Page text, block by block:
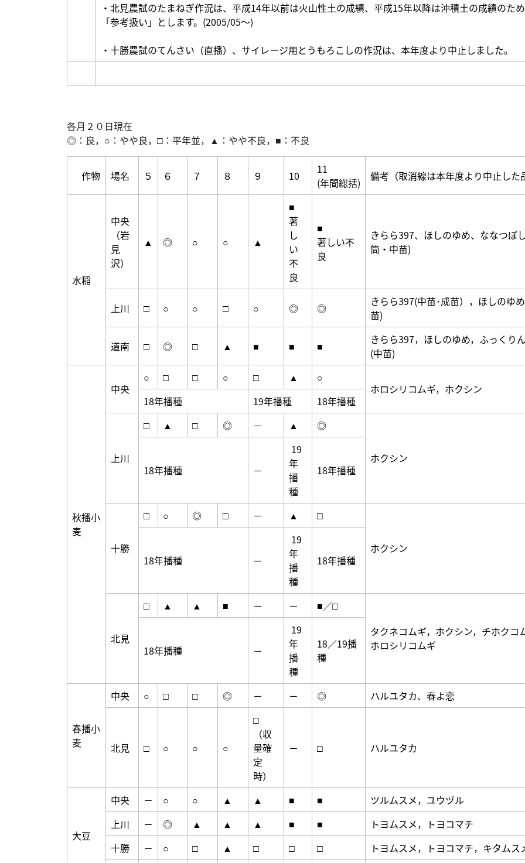
・北見農試のたまねぎ作況は、平成14年以前は火山性土の成績、平成15年以降は沖積土の成績のため
「参考扱い」とします。(2005/05～)
・十勝農試のてんさい（直播）、サイレージ用とうもろこしの作況は、本年度より中止しました。
各月２０日現在
◎：良，○：やや良，□：平年並，▲：やや不良，■：不良
作物 場名 ５ ６ ７ ８ ９ 10
11
(年間総括)
備考（取消線は本年度より中止した
水稲
中央
（岩
見
沢）
▲ ◎ ○ ○ ▲
■
著
し
い
不
良
■
著しい不
良
きらら397、ほしのゆめ、ななつ
筒・中苗)
上川 □ ○ ○ □ ○ ◎ ◎
きらら397(中苗･成苗），ほしのゆ
苗)
道南 □ ◎ □ ▲ ■ ■ ■
きらら397，ほしのゆめ，ふっくり
(中苗)
秋播小
麦
中央
○ □ □ ○ □ ▲
○
ホロシリコムギ，ホクシン
18年播種
19年播種 18年播種
上川
□ ▲ □ ◎ － ▲ ◎
ホクシン
18年播種
－
19
年
播
種
18年播種
十勝
□ ○ ◎ □ － ▲ □
ホクシン
18年播種
－
19
年
播
種
18年播種
北見
□ ▲ ▲ ■ － －
■／□
タクネコムギ，ホクシン，チホクコ
ホロシリコムギ
18年播種 －
19
年
播
種
18／19播
種
春播小
麦
中央 ○ □ □ ◎ － － ◎ ハルユタカ、春よ恋
北見 □ ○ ○ ○
□
（収
量確
定
時）
－ □ ハルユタカ
大豆
中央 － ○ ○ ▲ ▲ ■ ■
ツルムスメ，ユウヅル
上川
－ ◎ ▲ ▲ ▲ ■ ■
トヨムスメ，トヨコマチ
十勝
－ ○ □ ▲ □ □ □
トヨムスメ，トヨコマチ，キタムス